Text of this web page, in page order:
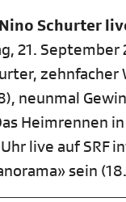
Schurter
21.
neunmal
Heimrennen
live auf
sein